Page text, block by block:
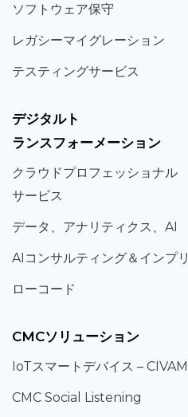
ソフト ウェア保守
レガシーマイグレーション
テスティングサービス
デジタルト
ランスフォーメーション
クラウドプロフェッショナル
サービス
データ、 アナリティクス、 AI
AIコンサルティング＆ インプ
ローコード
CMCソリューション
IoTスマートデバイス –
CMC Social Listening